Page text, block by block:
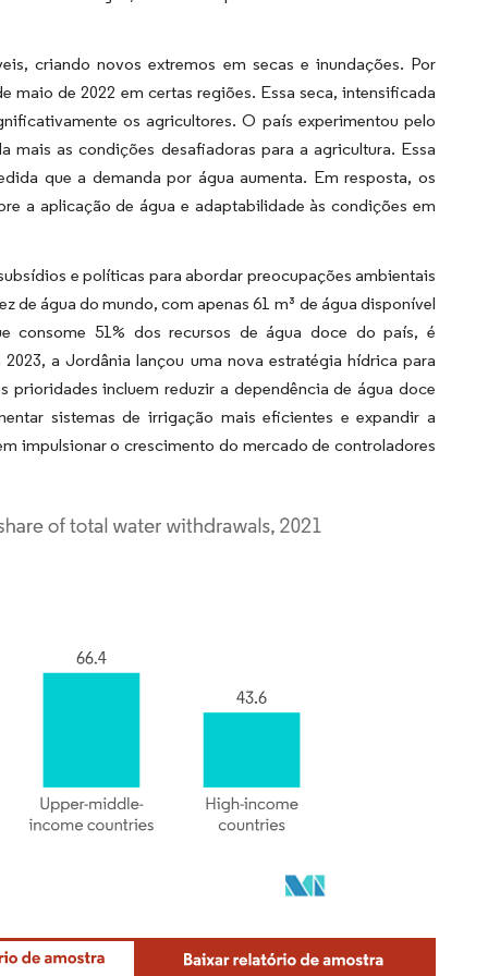
criando novos extremos em secas e inundações. Por
maio de 2022 em certas regiões. Essa seca, intensificada
os agricultores. O país experimentou pelo
mais as condições desafiadoras para a agricultura. Essa
que a demanda por água aumenta. Em resposta, os
a aplicação de água e adaptabilidade às condições em
e políticas para abordar preocupações ambientais
de água do mundo, com apenas 61 m³ de água disponível
consome 51% dos recursos de água doce do país, é
a Jordânia lançou uma nova estratégia hídrica para
prioridades incluem reduzir a dependência de água doce
sistemas de irrigação mais eficientes e expandir a
impulsionar o crescimento do mercado de controladores